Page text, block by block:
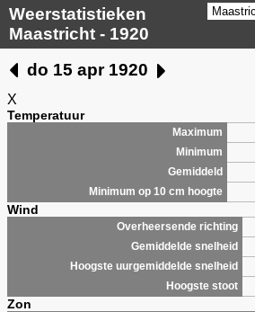
Weerstatistieken
Maastricht - 1920
do 15 apr 1920
X
Temperatuur
Maximum
Minimum
Gemiddeld
Minimum op 10 cm hoogte
Wind
Overheersende richting
Gemiddelde snelheid
Hoogste uurgemiddelde snelheid
Hoogste stoot
Zon